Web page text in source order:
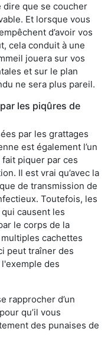
dire que se coucher
Et lorsque vous
d’avoir vos
cela conduit à une
jouera sur vos
et sur le plan
ne sera plus pareil.
les piqûres de
par les grattages
est également l’un
piquer par ces
Il est vrai qu’avec la
de transmission de
Toutefois, les
causent les
le corps de la
cachettes
peut traîner des
des
rapprocher d’un
qu’il vous
des punaises de